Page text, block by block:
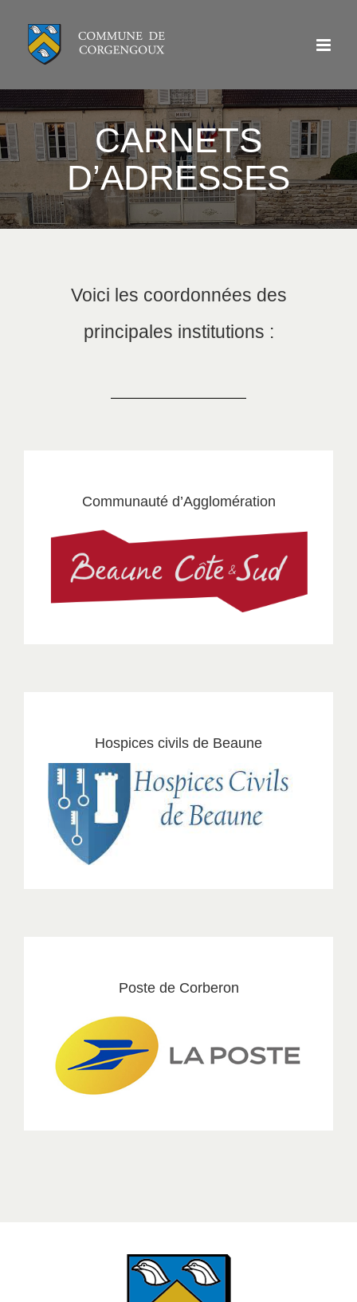
contenu
CARNETS
D’ADRESSES
Voici les coordonnées des
principales institutions :
Communauté d’Agglomération
Hospices civils de Beaune
Poste de Corberon